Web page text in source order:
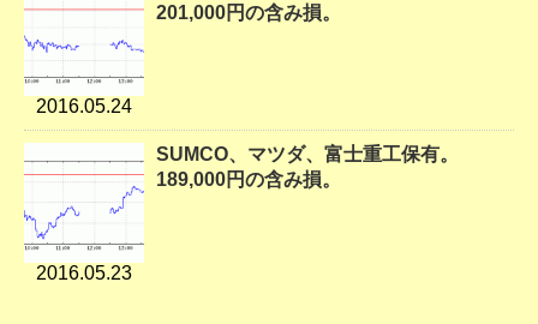
2016.05.24
201,000円の含み損。
2016.05.23
SUMCO、マツダ、富士重工保有。
189,000円の含み損。